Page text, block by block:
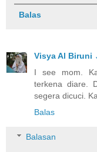
Balas
Visya Al Biruni
I see mom.
terkena diare.
segera dicuci.
Balas
Balasan